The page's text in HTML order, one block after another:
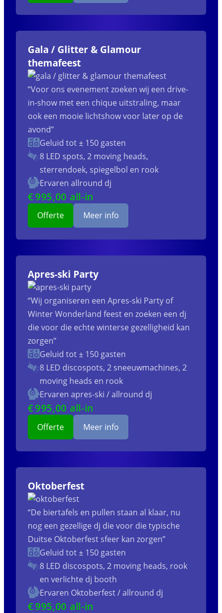
Gala / Glitter & Glamour
themafeest
“Voor ons evenement zoeken wij een drive-
in-show met een chique uitstraling, maar
ook een mooie lichtshow voor later op de
avond”
Geluid tot ± 150 gasten
8 LED spots, 2 moving heads,
sterrendoek, spiegelbol en rook
Ervaren allround dj
€995,00 all-in
Offerte Meer info
Apres-ski Party
“Wij organiseren een Apres-ski Party of
Winter Wonderland feest en zoeken een dj
die voor die echte winterse gezelligheid kan
zorgen”
Geluid tot ± 150 gasten
8 LED discospots, 2 sneeuwmachines, 2
moving heads en rook
Ervaren apres-ski / allround dj
€995,00 all-in
Offerte Meer info
Oktoberfest
“De biertafels en pullen staan al klaar, nu
nog een gezellige dj die voor die typische
Duitse Oktoberfest sfeer kan zorgen”
Geluid tot ± 150 gasten
8 LED discospots, 2 moving heads, rook
en verlichte dj booth
Ervaren Oktoberfest / allround dj
€995,00 all-in